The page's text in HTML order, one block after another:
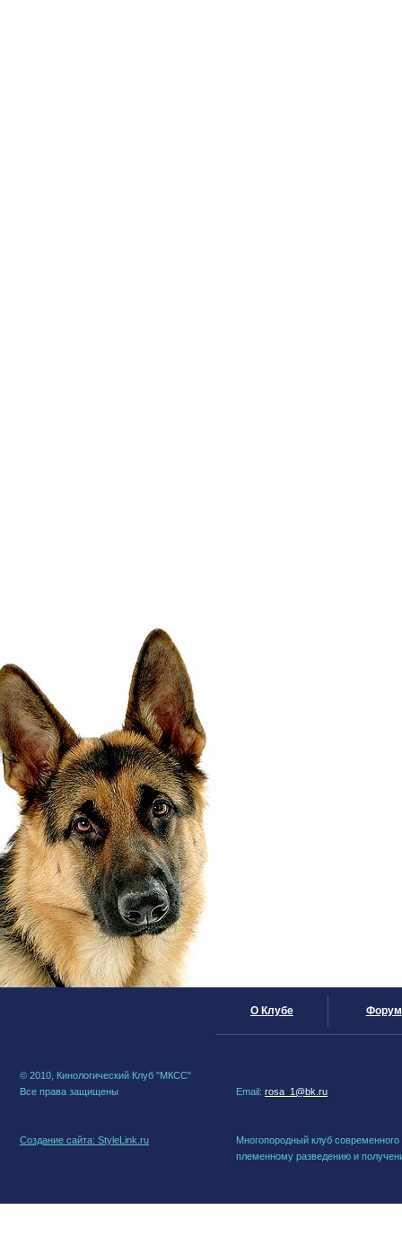
О Клубе Форум
Email: rosa_1@bk.ru
© 2010, Кинологический Клуб "МКСС"
Все права защищены
Многопородный клуб
племенному разведению и
Создание сайта: StyleLink.ru